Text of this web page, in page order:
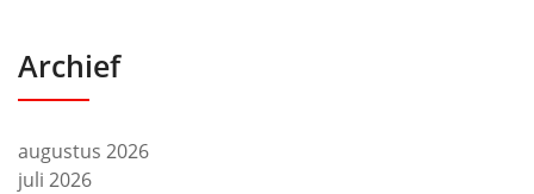
Archief
augustus 2026
juli 2026